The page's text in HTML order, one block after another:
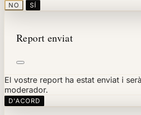
NO SÍ
Report enviat
El vostre report ha estat enviat i
moderador.
D'ACORD